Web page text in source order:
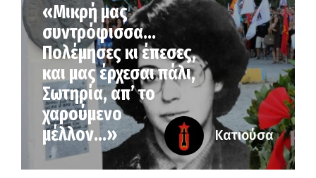
«Μικρή μας
συντρόφισσα…
Πολέμησες κι έπεσες,
και μας έρχεσαι πάλι,
Σωτηρία, απ’ το
χαρούμενο
μέλλον…»
Κατιούσα